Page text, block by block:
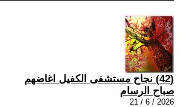
(42) نجاح مستشفى الكفيل اغاضهم
صباح الرسام
2026 / 6 / 21